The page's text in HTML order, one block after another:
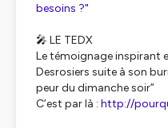
besoins ?"
🎤 LE TEDX
Le témoignage inspirant
Desrosiers suite à son
peur du dimanche soir”
C’est par là : http://